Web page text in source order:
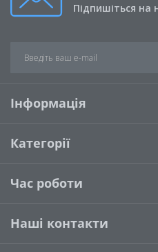
Підпишіться на
Інформація
Категорії
Час роботи
Наші контакти